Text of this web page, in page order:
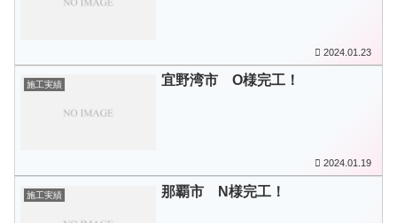
2024.01.23
施工実績 宜野湾市 O様完工！
2024.01.19
施工実績 那覇市 N様完工！